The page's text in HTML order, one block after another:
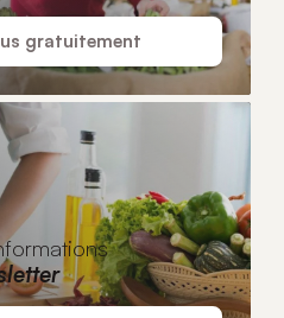
gratuitement